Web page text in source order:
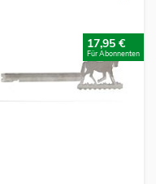
17,95 €
Für Abonnenten